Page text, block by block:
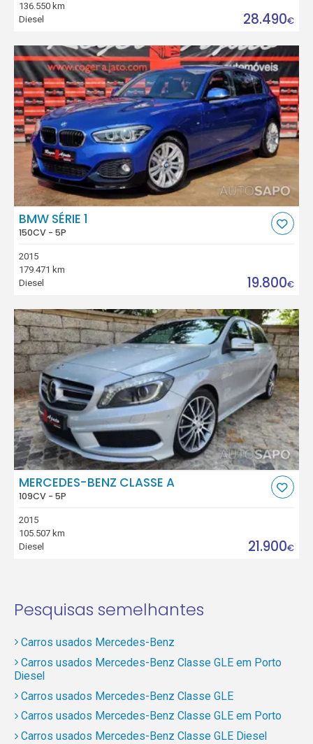
136.550 km
Diesel
28.490€
BMW SÉRIE 1
150CV - 5P
2015
179.471 km
Diesel
19.800€
MERCEDES-BENZ CLASSE A
109CV - 5P
2015
105.507 km
Diesel
21.900€
Pesquisas semelhantes
Carros usados Mercedes-Benz
Carros usados Mercedes-Benz Classe GLE em Porto
Diesel
Carros usados Mercedes-Benz Classe GLE
Carros usados Mercedes-Benz Classe GLE em Porto
Carros usados Mercedes-Benz Classe GLE Diesel